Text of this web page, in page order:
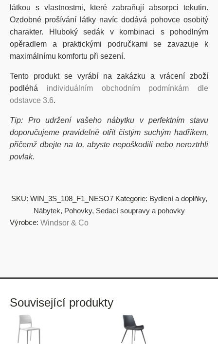
látkou s vlastnostmi, které zabraňují absorpci tekutin.
Ozdobné prošívání látky navíc dodává pohovce osobitý
charakter. Hluboký sedák v kombinaci s pohodlným
opěradlem a praktickými područkami se zavazuje k
maximálnímu komfortu při sezení.
Tento produkt se vyrábí na zakázku a vrácení zboží
podléhá individuálním obchodním podmínkám dle
odstavce 3.6.
Tip: Pro udržení vašeho nábytku v perfektním stavu
doporučujeme pravidelně otřít čistým suchým hadříkem,
přičemž dbejte na to, abyste nepoškodili nebo neroztrhli
povlak.
SKU: WIN_3S_108_F1_NESO7 Kategorie: Bydlení a doplňky,
Nábytek, Pohovky, Sedací soupravy a pohovky
Výrobce: Windsor & Co
Související produkty